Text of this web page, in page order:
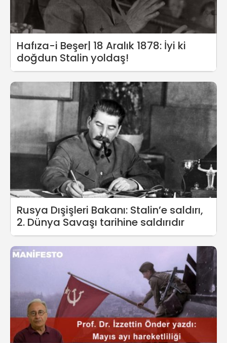
Hafıza-i Beşer| 18 Aralık 1878: İyi ki
doğdun Stalin yoldaş!
Rusya Dışişleri Bakanı: Stalin’e saldırı,
2. Dünya Savaşı tarihine saldırıdır